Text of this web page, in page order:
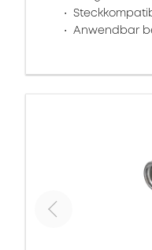
Anwendbar